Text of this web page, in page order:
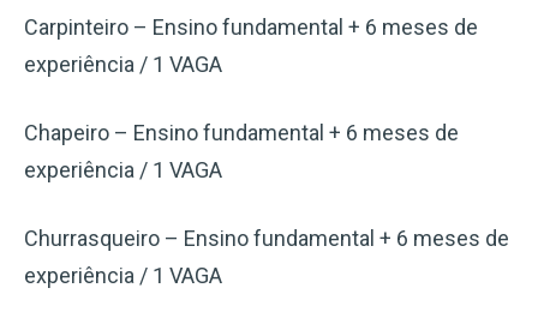
Carpinteiro – Ensino fundamental + 6 meses de
experiência / 1 VAGA
Chapeiro – Ensino fundamental + 6 meses de
experiência / 1 VAGA
Churrasqueiro – Ensino fundamental + 6 meses de
experiência / 1 VAGA